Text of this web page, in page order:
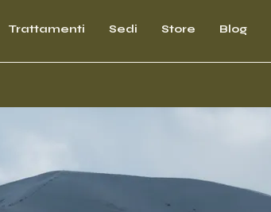
Trattamenti Sedi Store Blog